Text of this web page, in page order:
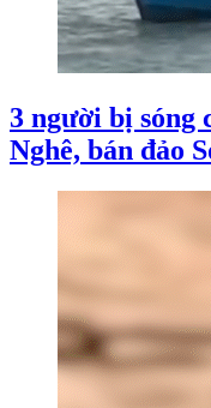
3 người bị
Nghê, bán đảo